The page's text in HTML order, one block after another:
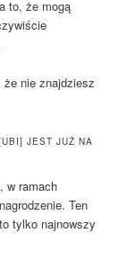
to, że ​​mogą
że nie znajdziesz
JEST JUŻ NA
w ramach
Ten
tylko najnowszy